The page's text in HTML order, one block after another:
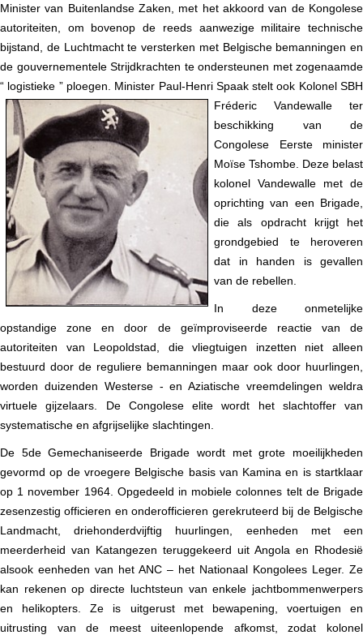
Minister van Buitenlandse Zaken, met het akkoord van de Kongolese
autoriteiten, om bovenop de reeds aanwezige militaire technische
bijstand, de Luchtmacht te versterken met Belgische bemanningen en
de gouvernementele Strijdkrachten te ondersteunen met zogenaamde
“ logistieke ” ploegen. Minister Paul-Henri Spaak stelt ook Kolonel SBH
Fréderic Vandewalle ter
beschikking van de
Congolese Eerste minister
Moïse Tshombe. Deze belast
kolonel Vandewalle met de
oprichting van een Brigade,
die als opdracht krijgt het
grondgebied te heroveren
dat in handen is gevallen
van de rebellen.
In deze onmetelijke
opstandige zone en door de geïmproviseerde reactie van de
autoriteiten van Leopoldstad, die vliegtuigen inzetten niet alleen
bestuurd door de reguliere bemanningen maar ook door huurlingen,
worden duizenden Westerse - en Aziatische vreemdelingen weldra
virtuele gijzelaars. De Congolese elite wordt het slachtoffer van
systematische en afgrijselijke slachtingen.
De 5de Gemechaniseerde Brigade wordt met grote moeilijkheden
gevormd op de vroegere Belgische basis van Kamina en is startklaar
op 1 november 1964. Opgedeeld in mobiele colonnes telt de Brigade
zesenzestig officieren en onderofficieren gerekruteerd bij de Belgische
Landmacht, driehonderdvijftig huurlingen, eenheden met een
meerderheid van Katangezen teruggekeerd uit Angola en Rhodesië
alsook eenheden van het ANC – het Nationaal Kongolees Leger. Ze
kan rekenen op directe luchtsteun van enkele jachtbommenwerpers
en helikopters.Ze is uitgerust met bewapening, voertuigen en
uitrusting van de meest uiteenlopende afkomst, zodat kolonel